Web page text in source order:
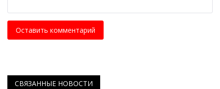
Оставить комментарий
СВЯЗАННЫЕ НОВОСТИ